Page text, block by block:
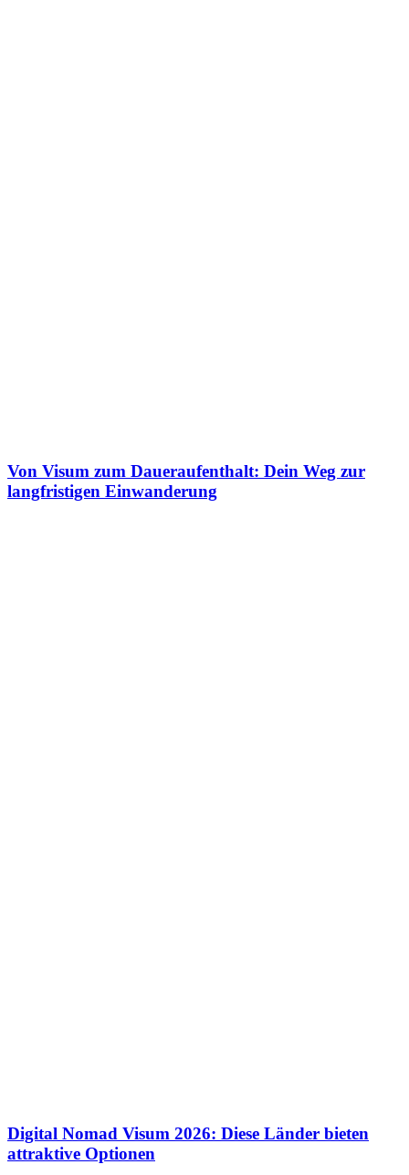
Von Visum zum Daueraufenthalt: Dein Weg zur
langfristigen Einwanderung
Digital Nomad Visum 2026: Diese Länder bieten
attraktive Optionen